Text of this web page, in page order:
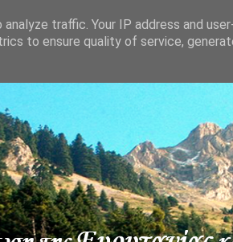
traffic. Your IP address and
to ensure quality of service,